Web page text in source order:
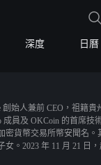
深度 日曆
創始人兼前 CEO，祖籍貴
成員及 OKCoin 的首席技
密貨幣交易所幣安聞名。
女。2023 年 11 月 21 日